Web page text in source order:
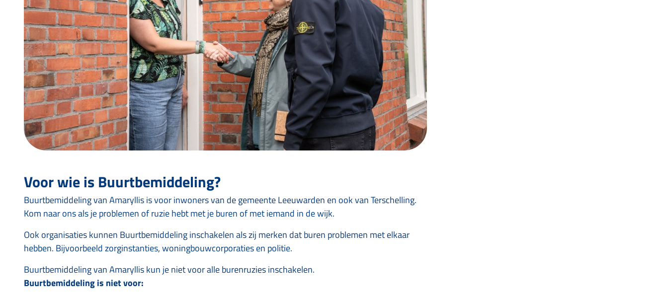
Voor wie is Buurtbemiddeling?
Buurtbemiddeling van Amaryllis is voor inwoners van de gemeente Leeuwarden en ook van Terschelling.
Kom naar ons als je problemen of ruzie hebt met je buren of met iemand in de wijk.
Ook organisaties kunnen Buurtbemiddeling inschakelen als zij merken dat buren problemen met elkaar
hebben. Bijvoorbeeld zorginstanties, woningbouwcorporaties en politie.
Buurtbemiddeling van Amaryllis kun je niet voor alle burenruzies inschakelen.
Buurtbemiddeling is niet voor: